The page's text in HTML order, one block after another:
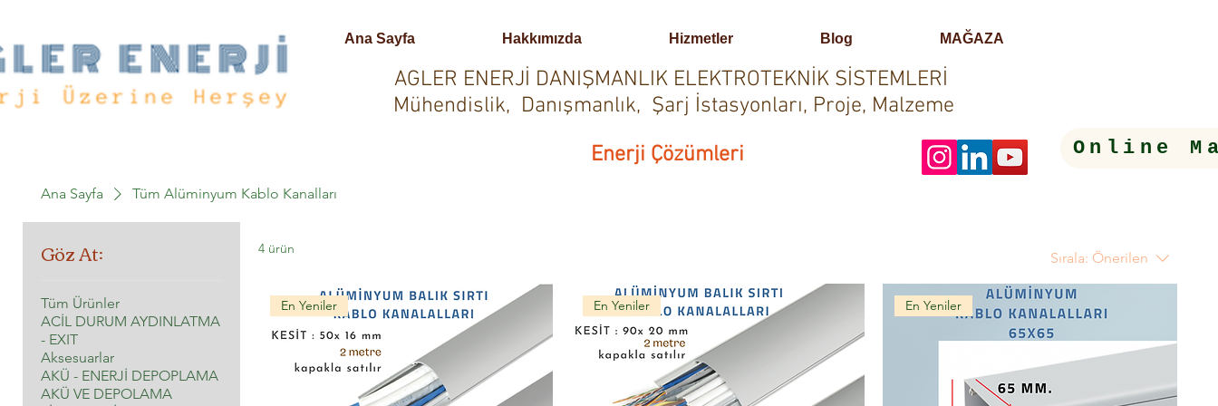
Ana Sayfa Hakkımızda Hizmetler Blog MAĞAZA
AGLER ENERJİ DANIŞMANLIK ELEKTROTEKNİK SİSTEMLERİ
Mühendislik, Danışmanlık, Şarj İstasyonları, Proje, Malzeme
Enerji Çözümleri
Online
Ana Sayfa Tüm Alüminyum Kablo Kanalları
Göz At:
Tüm Ürünler
ACİL DURUM AYDINLATMA
- EXIT
Aksesuarlar
AKÜ - ENERJİ DEPOPLAMA
AKÜ VE DEPOLAMA
4 ürün
Sırala: Önerilen
En Yeniler En Yeniler En Yeniler